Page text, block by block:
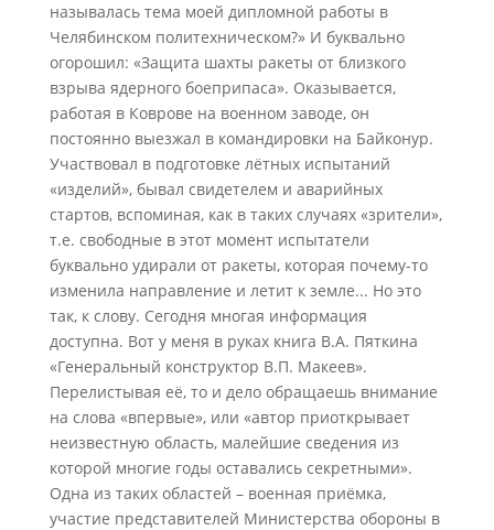
называлась тема моей дипломной работы в
Челябинском политехническом?» И буквально
огорошил: «Защита шахты ракеты от близкого
взрыва ядерного боеприпаса». Оказывается,
работая в Коврове на военном заводе, он
постоянно выезжал в командировки на Байконур.
Участвовал в подготовке лётных испытаний
«изделий», бывал свидетелем и аварийных
стартов, вспоминая, как в таких случаях «зрители»,
т.е. свободные в этот момент испытатели
буквально удирали от ракеты, которая почему-то
изменила направление и летит к земле... Но это
так, к слову. Сегодня многая информация
доступна. Вот у меня в руках книга В.А. Пяткина
«Генеральный конструктор В.П. Макеев».
Перелистывая её, то и дело обращаешь внимание
на слова «впервые», или «автор приоткрывает
неизвестную область, малейшие сведения из
которой многие годы оставались секретными».
Одна из таких областей – военная приёмка,
участие представителей Министерства обороны в